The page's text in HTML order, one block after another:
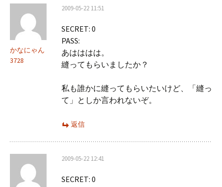
かなにゃん
3728
2009-05-22 11:51
SECRET: 0
PASS:
あはははは。
縫ってもらいましたか？
私も誰かに縫ってもらいたいけど、「縫っ
て」としか言われないぞ。
返信
2009-05-22 12:41
SECRET: 0